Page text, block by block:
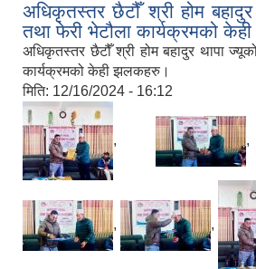
अधिकृतस्तर छैटौँ श्री होम बहादुर
तथा फेरी भेटौला कार्यक्रमको
अधिकृतस्तर छैटौँ श्री होम बहादुर थापा
कार्यक्रमको केही झलकहरु।
मिति: 12/16/2024 - 16:12
,
, ,